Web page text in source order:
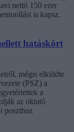
nettó 150 ezer
is kapsz.
hatáskört
mégis elküldte
(PSZ) a
a
az oktató
poszthoz